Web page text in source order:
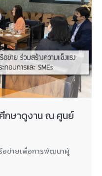
กษาดูงาน ณ ศูนย์
รือข่ายเพื่อการพัฒนาผู้